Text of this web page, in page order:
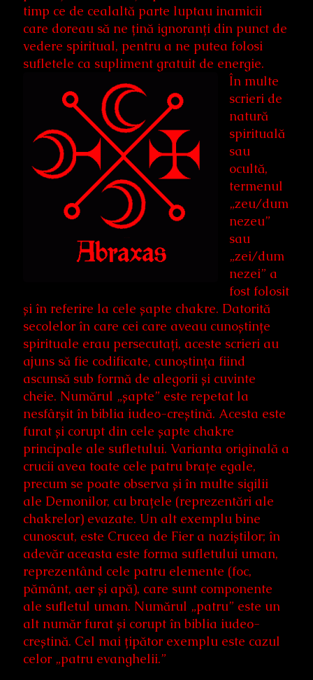
timp ce de cealaltă parte luptau inamicii
care doreau să ne țină ignoranți din punct de
vedere spiritual, pentru a ne putea folosi
sufletele ca supliment gratuit de energie.
În multe
scrieri de
natură
spirituală
sau
ocultă,
termenul
„zeu/dum
nezeu”
sau
„zei/dum
nezei” a
fost folosit
și în referire la cele șapte chakre. Datorită
secolelor în care cei care aveau cunoștințe
spirituale erau persecutați, aceste scrieri au
ajuns să fie codificate, cunoștința fiind
ascunsă sub formă de alegorii și cuvinte
cheie. Numărul „șapte” este repetat la
nesfârșit în biblia iudeo-creștină. Acesta este
furat și corupt din cele șapte chakre
principale ale sufletului. Varianta originală a
crucii avea toate cele patru brațe egale,
precum se poate observa și în multe sigilii
ale Demonilor, cu brațele (reprezentări ale
chakrelor) evazate. Un alt exemplu bine
cunoscut, este Crucea de Fier a naziștilor; în
adevăr aceasta este forma sufletului uman,
reprezentând cele patru elemente (foc,
pământ, aer și apă), care sunt componente
ale sufletul uman. Numărul „patru” este un
alt număr furat și corupt în biblia iudeo-
creștină. Cel mai țipător exemplu este cazul
celor „patru evanghelii.”